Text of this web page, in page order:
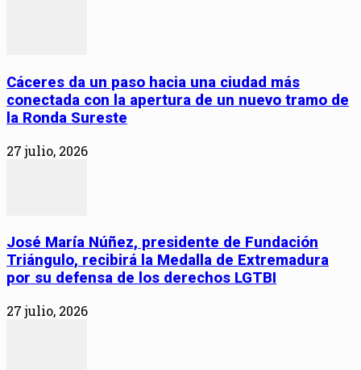
Cáceres da un paso hacia una ciudad más
conectada con la apertura de un nuevo tramo de
la Ronda Sureste
27 julio, 2026
José María Núñez, presidente de Fundación
Triángulo, recibirá la Medalla de Extremadura
por su defensa de los derechos LGTBI
27 julio, 2026